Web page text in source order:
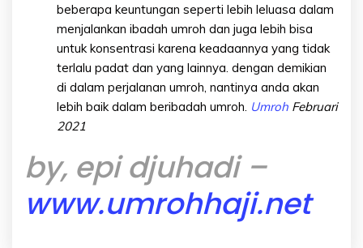
beberapa keuntungan seperti lebih leluasa dalam
menjalankan ibadah umroh dan juga lebih bisa
untuk konsentrasi karena keadaannya yang tidak
terlalu padat dan yang lainnya. dengan demikian
di dalam perjalanan umroh, nantinya anda akan
lebih baik dalam beribadah umroh. Umroh Februari
2021
by, epi djuhadi –
www.umrohhaji.net